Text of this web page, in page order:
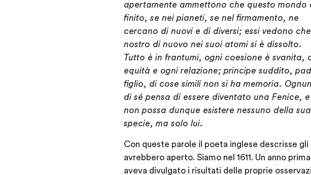
apertamente ammettono che questo mondo
finito, se nei pianeti, se nel firmamento, ne
cercano di nuovi e di diversi; essi vedono
nostro di nuovo nei suoi atomi si è dissolto.
Tutto è in frantumi, ogni coesione è svanita,
equità e ogni relazione; principe suddito,
figlio, di cose simili non si ha memoria.
di sé pensa di essere diventato una Fenice,
non possa dunque esistere nessuno della sua
specie, ma solo lui.
Con queste parole il poeta inglese descrisse
avrebbero aperto. Siamo nel 1611. Un anno
aveva divulgato i risultati delle proprie